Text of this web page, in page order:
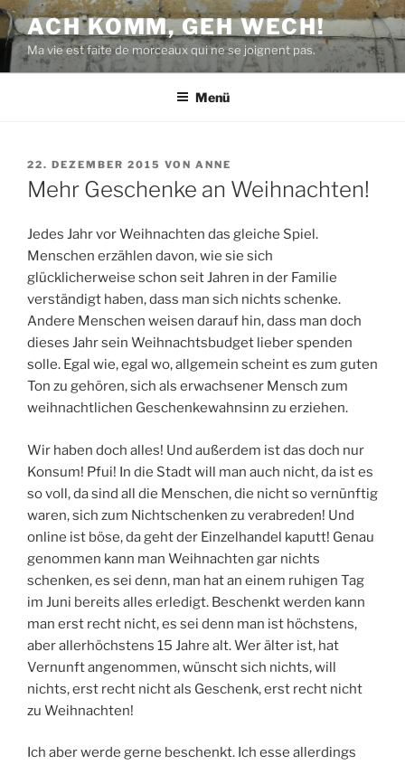
Zum
Inhalt
springen
ACH KOMM, GEH WECH!
Ma vie est faite de morceaux qui ne se joignent pas.
Menü
VERÖFFENTLICHT
AM
22. DEZEMBER 2015 VON ANNE
Mehr Geschenke an Weihnachten!
Jedes Jahr vor Weihnachten das gleiche Spiel.
Menschen erzählen davon, wie sie sich
glücklicherweise schon seit Jahren in der Familie
verständigt haben, dass man sich nichts schenke.
Andere Menschen weisen darauf hin, dass man doch
dieses Jahr sein Weihnachtsbudget lieber spenden
solle. Egal wie, egal wo, allgemein scheint es zum guten
Ton zu gehören, sich als erwachsener Mensch zum
weihnachtlichen Geschenkewahnsinn zu erziehen.
Wir haben doch alles! Und außerdem ist das doch nur
Konsum! Pfui! In die Stadt will man auch nicht, da ist es
so voll, da sind all die Menschen, die nicht so vernünftig
waren, sich zum Nichtschenken zu verabreden! Und
online ist böse, da geht der Einzelhandel kaputt! Genau
genommen kann man Weihnachten gar nichts
schenken, es sei denn, man hat an einem ruhigen Tag
im Juni bereits alles erledigt. Beschenkt werden kann
man erst recht nicht, es sei denn man ist höchstens,
aber allerhöchstens 15 Jahre alt. Wer älter ist, hat
Vernunft angenommen, wünscht sich nichts, will
nichts, erst recht nicht als Geschenk, erst recht nicht
zu Weihnachten!
Ich aber werde gerne beschenkt. Ich esse allerdings